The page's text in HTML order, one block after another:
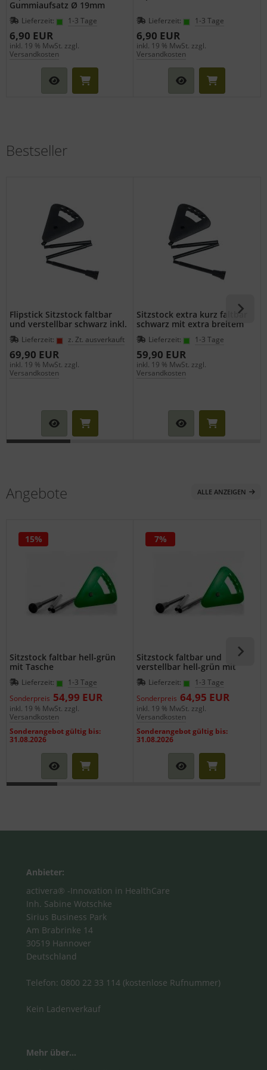
Gummiaufsatz Ø 19mm
Lieferzeit: 1-3 Tage
6,90 EUR
inkl. 19 % MwSt. zzgl.
Versandkosten
Lieferzeit: 1-3 Tage
6,90 EUR
inkl. 19 % MwSt. zzgl.
Versandkosten
Bestseller
Flipstick Sitzstock faltbar
und verstellbar schwarz inkl.
Ersatzfuss
Lieferzeit: z. Zt. ausverkauft
69,90 EUR
inkl. 19 % MwSt. zzgl.
Versandkosten
Sitzstock extra kurz faltbar
schwarz mit extra breitem
Gummipuffer
Lieferzeit: 1-3 Tage
59,90 EUR
inkl. 19 % MwSt. zzgl.
Versandkosten
Angebote ALLE ANZEIGEN
Sitzstock faltbar hell-grün
mit Tasche
Lieferzeit:
1-3 Tage
Sonderpreis 54,99 EUR
15%
inkl. 19 % MwSt. zzgl.
Versandkosten
Sonderangebot gültig bis:
31.08.2026
Sitzstock faltbar und
verstellbar hell-grün mit
Tasche
Lieferzeit:
1-3 Tage
Sonderpreis 64,95 EUR
7%
inkl. 19 % MwSt. zzgl.
Versandkosten
Sonderangebot gültig bis:
31.08.2026
Anbieter:
activera® -Innovation in HealthCare
Inh. Sabine Wotschke
Sirius Business Park
Am Brabrinke 14
30519 Hannover
Deutschland
Telefon: 0800 22 33 114 (kostenlose Rufnummer)
Kein Ladenverkauf
Mehr über...